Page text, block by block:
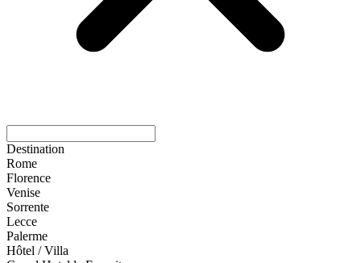
Destination
Rome
Florence
Venise
Sorrente
Lecce
Palerme
Hôtel / Villa